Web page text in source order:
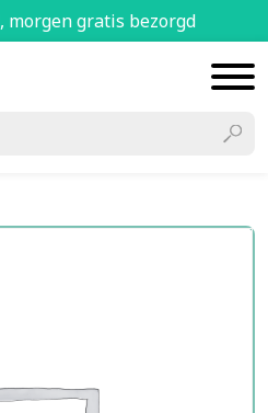
morgen gratis bezorgd